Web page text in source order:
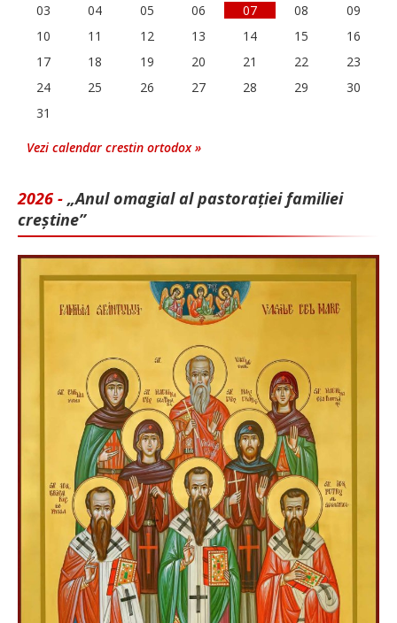
03
04 05 06 07 08
09
10
11 12 13 14 15
16
17
18 19 20 21 22
23
24
25 26 27 28 29
30
31
Vezi calendar crestin ortodox »
2026 - „Anul omagial al pastorației familiei
creștine”